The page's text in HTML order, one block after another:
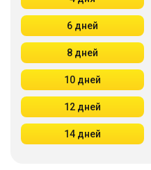
6 дней
8 дней
10 дней
12 дней
14 дней